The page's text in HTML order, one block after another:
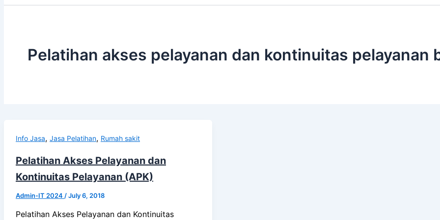
Pelatihan akses pelayanan dan kontinuitas pelayanan
Info Jasa, Jasa Pelatihan, Rumah sakit
Pelatihan Akses Pelayanan dan
Kontinuitas Pelayanan (APK)
Admin-IT 2024 /July 6, 2018
Pelatihan Akses Pelayanan dan Kontinuitas